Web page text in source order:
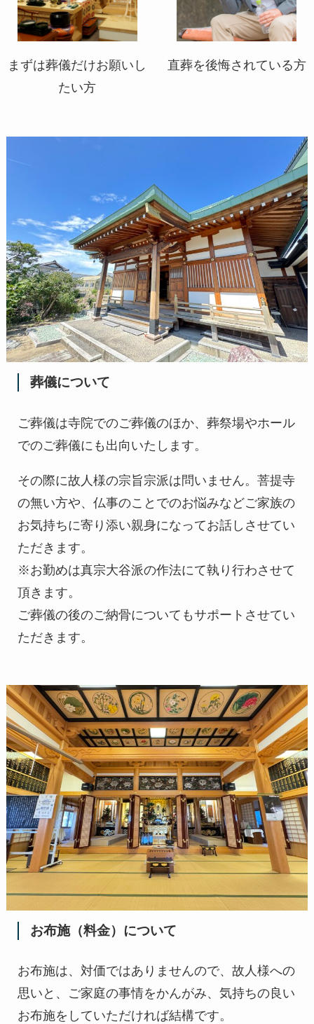
まずは葬儀だけお願いし
たい方
直葬を後悔されている方
葬儀について
ご葬儀は寺院でのご葬儀のほか、葬祭場やホール
でのご葬儀にも出向いたします。
その際に故人様の宗旨宗派は問いません。菩提寺
の無い方や、仏事のことでのお悩みなどご家族の
お気持ちに寄り添い親身になってお話しさせてい
ただきます。
※お勤めは真宗大谷派の作法にて執り行わさせて
頂きます。
ご葬儀の後のご納骨についてもサポートさせてい
ただきます。
お布施（料金）について
お布施は、対価ではありませんので、故人様への
思いと、ご家庭の事情をかんがみ、気持ちの良い
お布施をしていただければ結構です。